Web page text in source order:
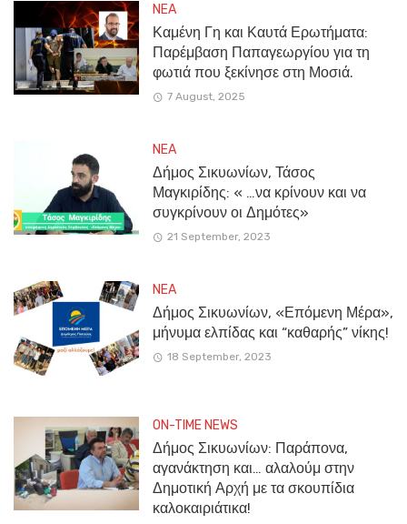
NEA
Καμένη Γη και Καυτά Ερωτήματα:
Παρέμβαση Παπαγεωργίου για τη
φωτιά που ξεκίνησε στη Μοσιά.
7 August, 2025
NEA
Δήμος Σικυωνίων, Τάσος
Μαγκιρίδης: « …να κρίνουν και να
συγκρίνουν οι Δημότες»
21 September, 2023
NEA
Δήμος Σικυωνίων, «Επόμενη Μέρα»,
μήνυμα ελπίδας και “καθαρής” νίκης!
18 September, 2023
ON-TIME NEWS
Δήμος Σικυωνίων: Παράπονα,
αγανάκτηση και… αλαλούμ στην
Δημοτική Αρχή με τα σκουπίδια
καλοκαιριάτικα!